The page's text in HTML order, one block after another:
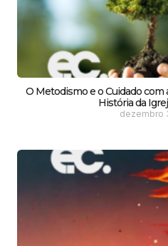
O Metodismo e o Cuidado com
História da
dezembro